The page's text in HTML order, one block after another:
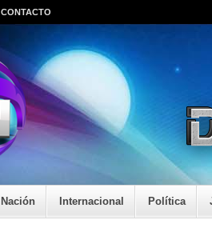
CONTACTO
Nación Internacional Política